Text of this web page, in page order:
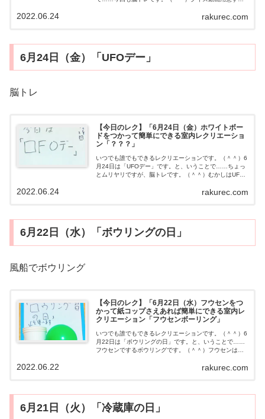
い。（＾＾）明日の予定明日も準備は不要...rakurec.com
2022.06.24
6月24日（金）「UFOデー」
脳トレ
【今日のレク】「6月24日（金）ホワイトボー
ドをつかって簡単にできる室内レクリエーショ
ン「？？？」
いつでも誰でもできるレクリエーションです。（＾＾）6
月24日は「UFOデー」です。と、いうことで……ちょっ
とムリヤリですが、脳トレです。（＾＾）むかしはUFO
rakurec.com
2022.06.24
6月22日（水）「ボウリングの日」
風船でボウリング
【今日のレク】「6月22日（水）フウセンをつ
かって紙コップさえあれば簡単にできる室内レ
クリエーション「フウセンボーリング」
いつでも誰でもできるレクリエーションです。（＾＾）6
月22日は「ボウリングの日」です。と、いうことで……
フウセンでするボウリングです。（＾＾）フウセンはも
ん。フウセンボーリング動画用意するも...rakurec.com
2022.06.22
6月21日（火）「冷蔵庫の日」